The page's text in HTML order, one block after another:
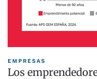
EMPRESAS
Los